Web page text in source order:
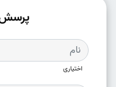
پرسش
اختیاری